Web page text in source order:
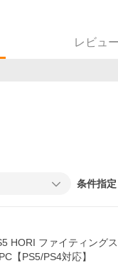
レビュー
条件指定
HORI ファイティング
【PS5/PS4対応】